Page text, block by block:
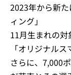
2023年から新
ィング」
11月生まれの
「オリジナル
さらに、7,000